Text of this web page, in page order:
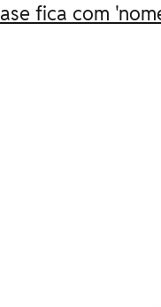
fica com